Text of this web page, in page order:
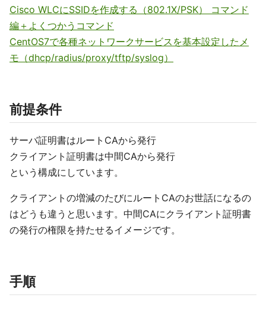
Cisco WLCにSSIDを作成する（802.1X/PSK） コマンド
編＋よくつかうコマンド
CentOS7で各種ネットワークサービスを基本設定したメ
モ（dhcp/radius/proxy/tftp/syslog）
前提条件
サーバ証明書はルートCAから発行
クライアント証明書は中間CAから発行
という構成にしています。
クライアントの増減のたびにルートCAのお世話になるの
はどうも違うと思います。中間CAにクライアント証明書
の発行の権限を持たせるイメージです。
手順